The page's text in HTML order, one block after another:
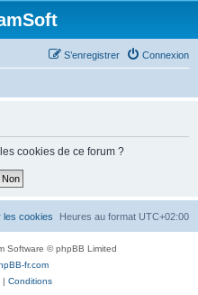
Connexion
S’enregistrer
cookies de ce forum ?
Heures au format UTC+02:00
les cookies
Software © phpBB Limited
fr.com
| Conditions